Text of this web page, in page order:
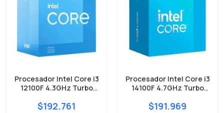
Procesador Intel Core i3
12100F 4.3GHz Turbo
$192.761
Procesador Intel Core i3
14100F 4.7GHz Turbo
$191.969